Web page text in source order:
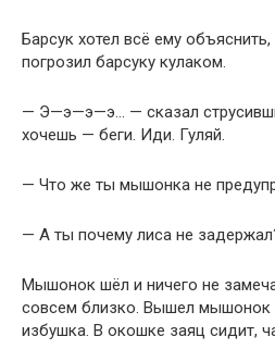
Барсук хотел всё ему
погрозил барсуку кулаком.
— Э—э—э—э… — сказал
хочешь — беги. Иди. Гуляй.
— Что же ты мышонка не
— А ты почему лиса не
Мышонок шёл и ничего не
совсем близко. Вышел мышонок
избушка. В окошке заяц сидит,